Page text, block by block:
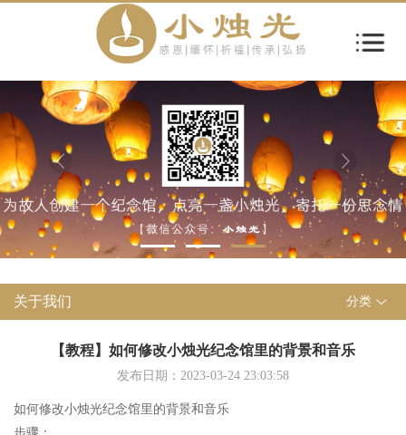
关于我们 分类
【教程】如何修改小烛光纪念馆里的背景和音乐
发布日期：2023-03-24 23:03:58
如何修改小烛光纪念馆里的背景和音乐